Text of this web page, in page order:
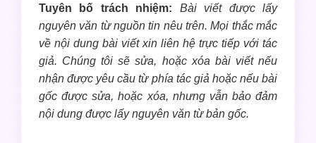
Tuyên bố trách nhiệm: Bài viết được lấy
nguyên văn từ nguồn tin nêu trên. Mọi thắc mắc
về nội dung bài viết xin liên hệ trực tiếp với tác
giả. Chúng tôi sẽ sửa, hoặc xóa bài viết nếu
nhận được yêu cầu từ phía tác giả hoặc nếu bài
gốc được sửa, hoặc xóa, nhưng vẫn bảo đảm
nội dung được lấy nguyên văn từ bản gốc.